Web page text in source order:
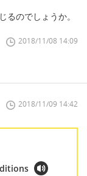
のでしょうか。
2018/11/08 14:09
2018/11/09 14:42